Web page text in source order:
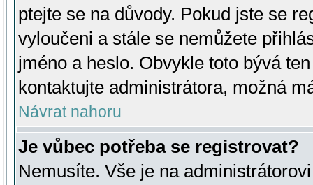
ptejte se na důvody. Pokud jste se
vyloučeni a stále se nemůžete
jméno a heslo. Obvykle toto bývá
kontaktujte administrátora, možná
Návrat nahoru
Je vůbec potřeba se registrovat?
Nemusíte. Vše je na